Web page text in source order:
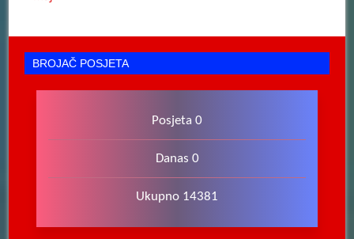
BROJAČ POSJETA
Posjeta 0
Danas 0
Ukupno 14381